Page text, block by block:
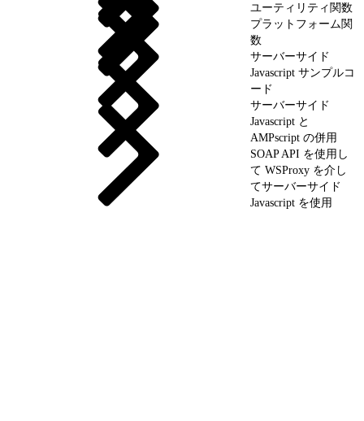
ユーティリティ関数
プラットフォーム関
数
サーバーサイド
Javascript サンプルコ
ード
サーバーサイド
Javascript と
AMPscript の併用
SOAP API を使用し
て WSProxy を介し
てサーバーサイド
Javascript を使用